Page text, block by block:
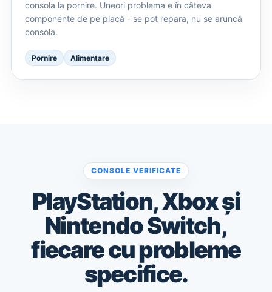
consola la pornire. Uneori problema e în câteva
componente de pe placă - se pot repara, nu se aruncă
consola.
Pornire Alimentare
CONSOLE VERIFICATE
PlayStation, Xbox și
Nintendo Switch,
fiecare cu probleme
specifice.